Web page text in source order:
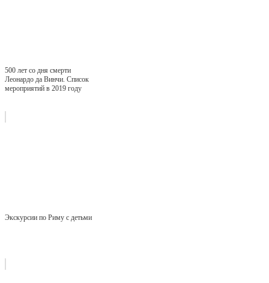
500 лет со дня смерти
Леонардо да Винчи. Список
мероприятий в 2019 году
Экскурсии по Риму с детьми